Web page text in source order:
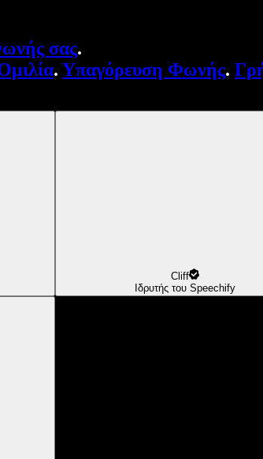
σας.
. Υπαγόρευση Φωνής.
Cliff
Ιδρυτής του Speechify